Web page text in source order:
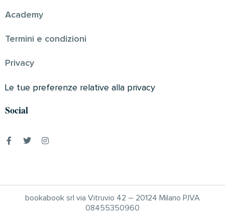
Academy
Termini e condizioni
Privacy
Le tue preferenze relative alla privacy
Social
bookabook srl via Vitruvio 42 – 20124 Milano P.IVA
08455350960